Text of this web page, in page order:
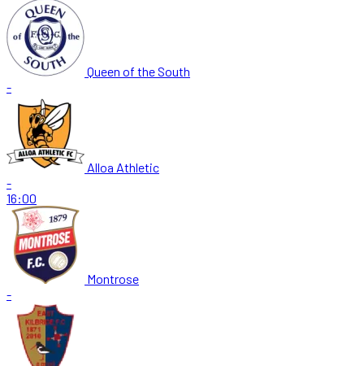
Queen of the South
-
Alloa Athletic
-
16:00
Montrose
-